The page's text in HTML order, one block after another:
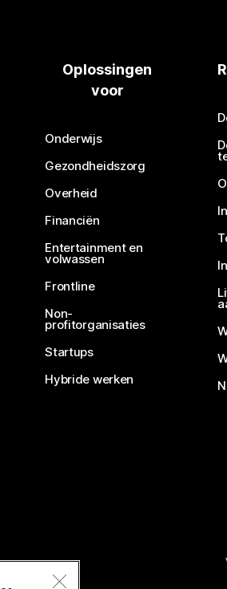
Oplossingen
voor
Onderwijs
Gezondheidszorg
Overheid
Financiën
Entertainment en
volwassen
Frontline
Non-
profitorganisaties
Startups
Hybride werken